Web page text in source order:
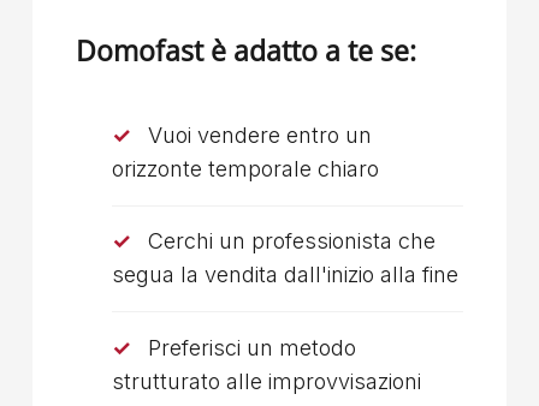
Domofast è adatto a te se:
Vuoi vendere entro un
orizzonte temporale chiaro
Cerchi un professionista che
segua la vendita dall'inizio alla fine
Preferisci un metodo
strutturato alle improvvisazioni